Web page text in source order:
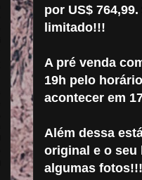
por US$
limitado!!!
A pré venda
19h pelo
acontecer em
Além dessa
original e o seu
algumas